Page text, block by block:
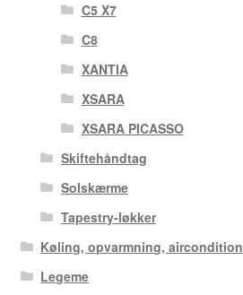
C5 X7
C8
XANTIA
XSARA
XSARA PICASSO
Skiftehåndtag
Solskærme
Tapestry-løkker
Køling, opvarmning, aircondition
Legeme